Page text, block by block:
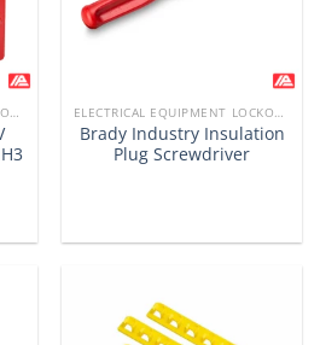
ELECTRICAL EQUIPMENT LOCKOUTS ELECTRICAL EQUIPMENT LOCKOUTS
Brady Industry Insulation
Plug Screwdriver